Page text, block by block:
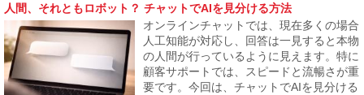
なる理由について説明します。
人間、それともロボット？ チャットでAIを見分ける方法
オンラインチャットでは、現在多くの場合
人工知能が対応し、回答は一見すると本物
の人間が行っているように見えます。特に
顧客サポートでは、スピードと流暢さが重
要です。今回は、チャットでAIを見分ける